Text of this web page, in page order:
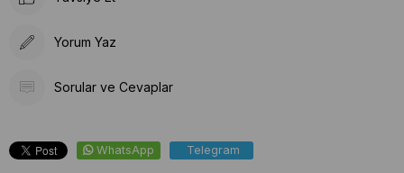
Yorum Yaz
Sorular ve Cevaplar
WhatsApp Telegram